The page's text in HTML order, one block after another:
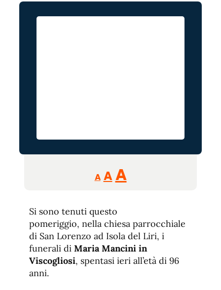
A
Reducir
tamaño
A Restablecer
fuente
AAumentar
de
fuente.
Si sono tenuti questo
pomeriggio, nella chiesa parrocchiale
di San Lorenzo ad Isola del Liri, i
funerali di Maria Mancini in
Viscogliosi, spentasi ieri all’età di 96
anni.